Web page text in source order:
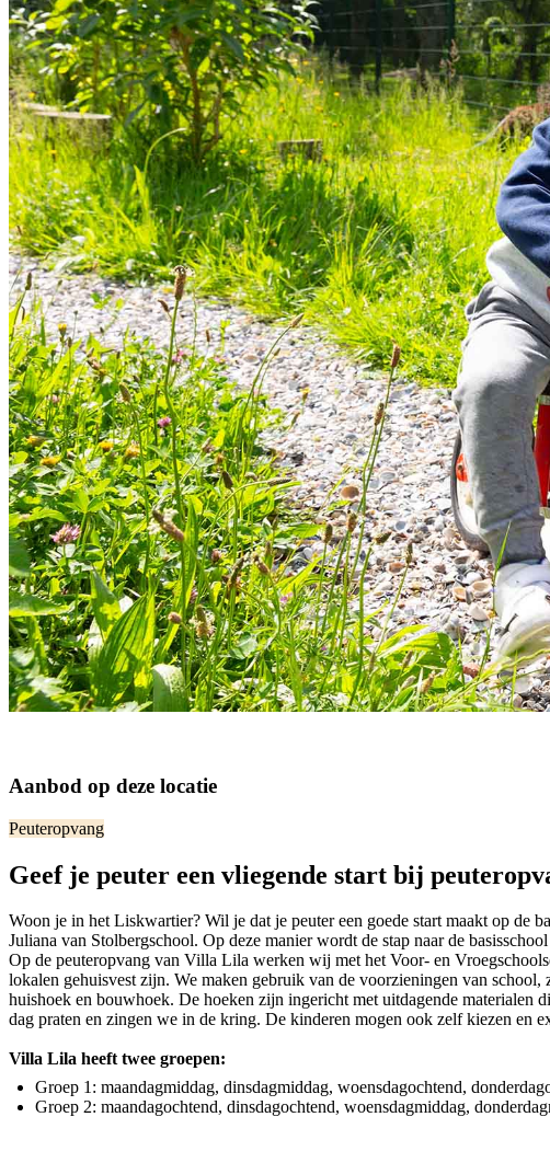
Aanbod op deze locatie
Peuteropvang
Geef je peuter een vliegende start bij
Woon je in het Liskwartier? Wil je dat je peuter een goede start maakt op de
Juliana van Stolbergschool. Op deze manier wordt de stap naar de
Op de peuteropvang van Villa Lila werken wij met het Voor- en
lokalen gehuisvest zijn. We maken gebruik van de voorzieningen van
huishoek en bouwhoek. De hoeken zijn ingericht met uitdagende materialen
dag praten en zingen we in de kring. De kinderen mogen ook zelf kiezen en
Villa Lila heeft twee groepen:
Groep 1: maandagmiddag, dinsdagmiddag, woensdagochtend,
Groep 2: maandagochtend, dinsdagochtend, woensdagmiddag,